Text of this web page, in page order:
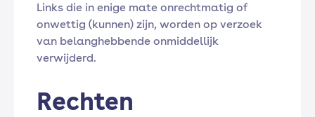
Links die in enige mate onrechtmatig of
onwettig (kunnen) zijn, worden op verzoek
van belanghebbende onmiddellijk
verwijderd.
Rechten